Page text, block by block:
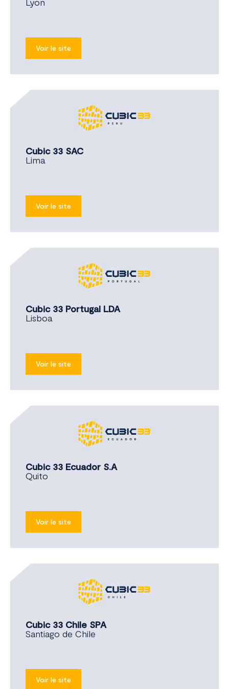
Voir le site
Cubic 33 SAC
Lima
Voir le site
Cubic 33 Portugal LDA
Lisboa
Voir le site
Cubic 33 Ecuador S.A
Quito
Voir le site
Cubic 33 Chile SPA
Santiago de Chile
Voir le site